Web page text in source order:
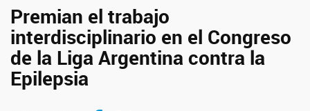
Premian el trabajo
interdisciplinario en el Congreso
de la Liga Argentina contra la
Epilepsia